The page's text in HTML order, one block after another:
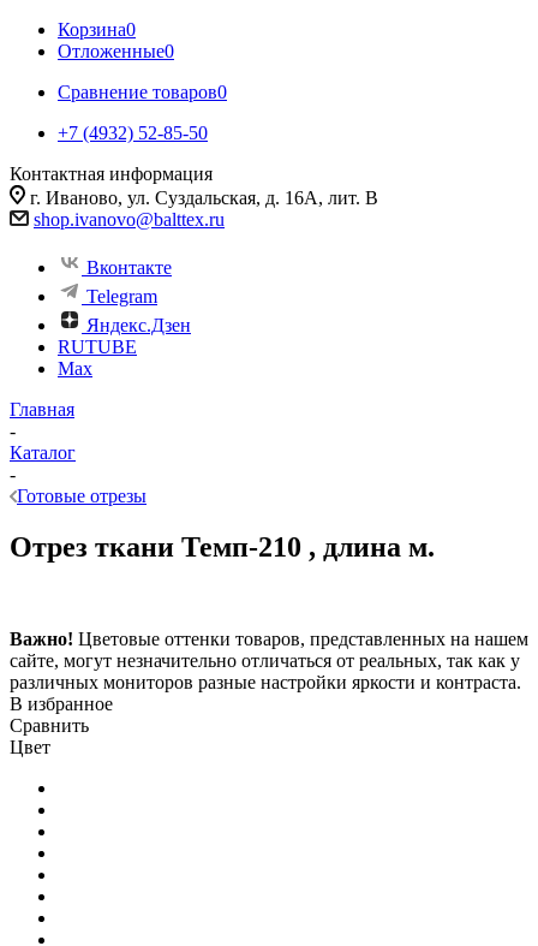
Корзина0
Отложенные0
Сравнение товаров0
+7 (4932) 52-85-50
Контактная информация
г. Иваново, ул. Суздальская, д. 16А, лит. В
shop.ivanovo@balttex.ru
Вконтакте
Telegram
Яндекс.Дзен
RUTUBE
Max
Главная
-
Каталог
-
Готовые отрезы
Отрез ткани Темп-210 , длина м.
Важно! Цветовые оттенки товаров, представленных на нашем
сайте, могут незначительно отличаться от реальных, так как у
различных мониторов разные настройки яркости и контраста.
В избранное
Сравнить
Цвет